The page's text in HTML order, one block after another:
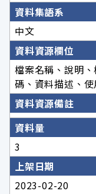
資料集語系
中文
資料資源欄位
檔案名稱、說明
碼、資料描述、
資料資源備註
資料量
3
上架日期
2023-02-20